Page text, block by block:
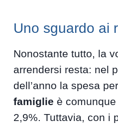
Uno sguardo ai
Nonostante tutto, la
arrendersi resta: nel
dell’anno la spesa
famiglie è
2,9%. Tuttavia, con i